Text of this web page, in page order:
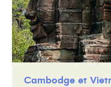
Cambodge